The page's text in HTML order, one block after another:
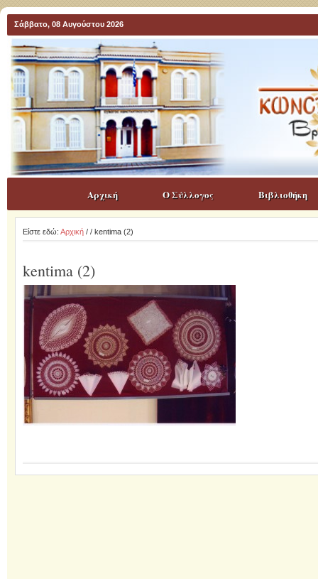
Σάββατο, 08 Αυγούστου 2026
Αρχική Ο Σύλλογος Βιβλιοθήκη
Είστε εδώ: Αρχική/ / kentima (2)
kentima (2)